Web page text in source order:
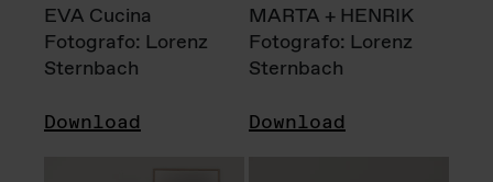
EVA Cucina
Fotografo: Lorenz
Sternbach
Download
MARTA + HENRIK
Fotografo: Lorenz
Sternbach
Download